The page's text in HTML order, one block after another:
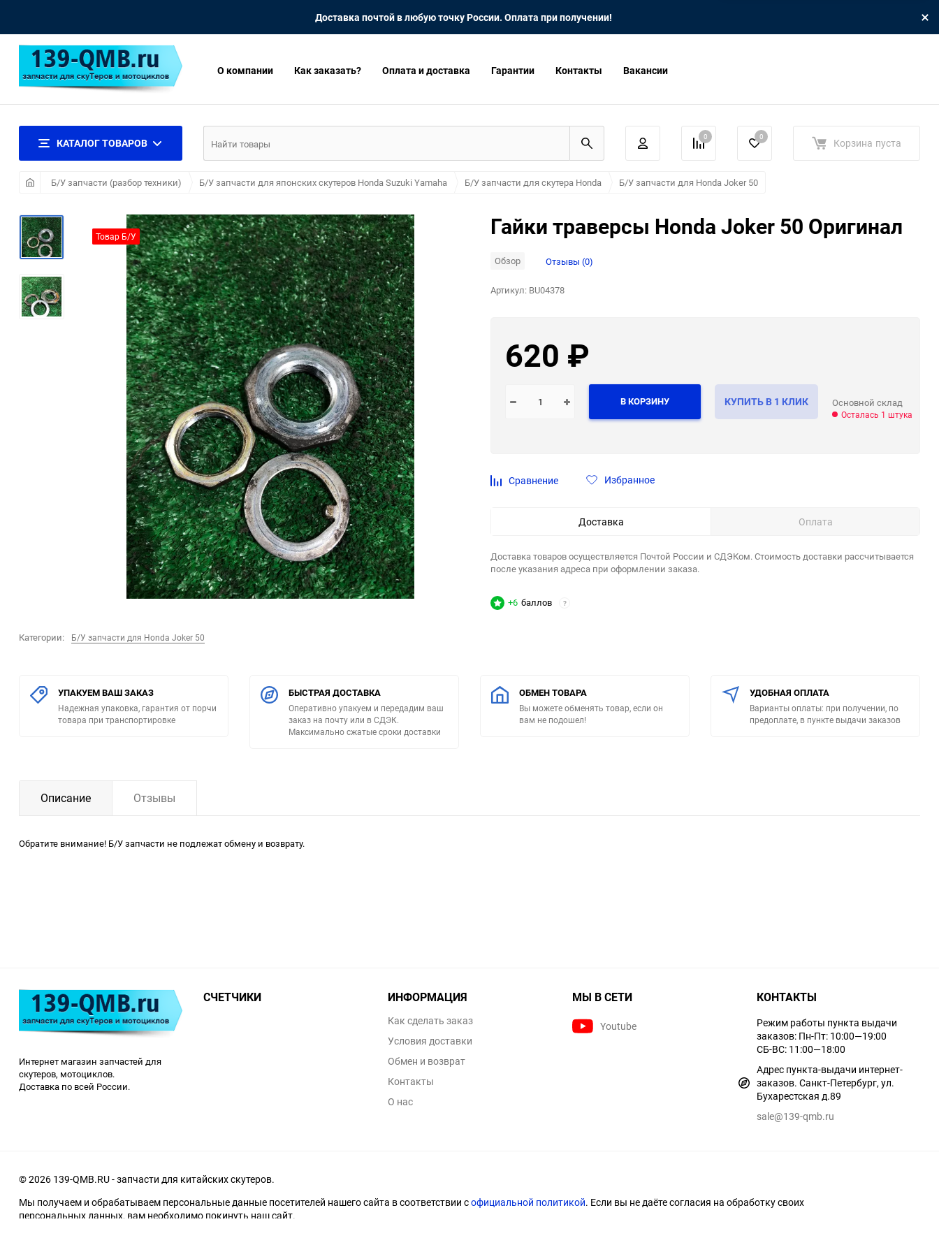
Доставка почтой в любую точку России. Оплата при получении!
О компании Как заказать? Оплата и доставка Гарантии Контакты Вакансии
КАТАЛОГ ТОВАРОВ 0 0 Корзина пуста
Б/У запчасти (разбор техники) Б/У запчасти для японских скутеров Honda Suzuki Yamaha Б/У запчасти для скутера Honda Б/У запчасти для Honda Joker 50
Товар Б/У
Категории: Б/У запчасти для Honda Joker 50
Гайки траверсы Honda Joker 50 Оригинал
Обзор Отзывы (0)
Артикул: BU04378
620 ₽
В КОРЗИНУ КУПИТЬ В 1 КЛИК Основной склад
Осталась 1 штука
Сравнение Избранное
Доставка Оплата
Доставка товаров осуществляется Почтой России и СДЭКом. Стоимость доставки рассчитывается
после указания адреса при оформлении заказа.
+6 баллов ?
УПАКУЕМ ВАШ ЗАКАЗ
Надежная упаковка, гарантия от порчи
товара при транспортировке
БЫСТРАЯ ДОСТАВКА
Оперативно упакуем и передадим ваш
заказ на почту или в СДЭК.
Максимально сжатые сроки доставки
ОБМЕН ТОВАРА
Вы можете обменять товар, если он
вам не подошел!
УДОБНАЯ ОПЛАТА
Варианты оплаты: при получении, по
предоплате, в пункте выдачи заказов
Описание Отзывы
Обратите внимание! Б/У запчасти не подлежат обмену и возврату.
Интернет магазин запчастей для
скутеров, мотоциклов.
Доставка по всей России.
СЧЕТЧИКИ ИНФОРМАЦИЯ
Как сделать заказ
Условия доставки
Обмен и возврат
Контакты
О нас
МЫ В СЕТИ
Youtube
КОНТАКТЫ
Режим работы пункта выдачи
заказов: Пн-Пт: 10:00—19:00
СБ-ВС: 11:00—18:00
Адрес пункта-выдачи интернет-
заказов. Санкт-Петербург, ул.
Бухарестская д.89
sale@139-qmb.ru
© 2026 139-QMB.RU - запчасти для китайских скутеров.
Мы получаем и обрабатываем персональные данные посетителей нашего сайта в соответствии софициальной политикой. Если вы не даёте согласия на обработку своих
персональных данных, вам необходимо покинуть наш сайт.